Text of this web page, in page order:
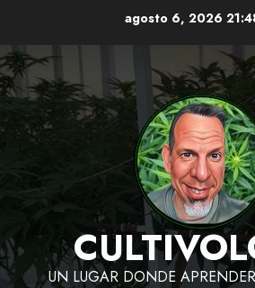
content
agosto 6, 2026
UN LUGAR DONDE